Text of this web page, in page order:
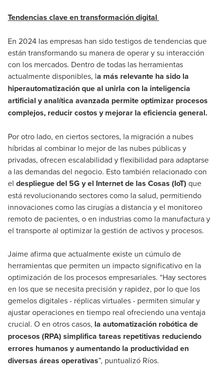
Tendencias clave en transformación digital
En 2024 las empresas han sido testigos de tendencias que
están transformando su manera de operar y su interacción
con los mercados. Dentro de todas las herramientas
actualmente disponibles, la más relevante ha sido la
hiperautomatización que al unirla con la inteligencia
artificial y analítica avanzada permite optimizar procesos
complejos, reducir costos y mejorar la eficiencia general.
Por otro lado, en ciertos sectores, la migración a nubes
híbridas al combinar lo mejor de las nubes públicas y
privadas, ofrecen escalabilidad y flexibilidad para adaptarse
a las demandas del negocio. Esto también relacionado con
el despliegue del 5G y el Internet de las Cosas (IoT) que
está revolucionando sectores como la salud, permitiendo
innovaciones como las cirugías a distancia y el monitoreo
remoto de pacientes, o en industrias como la manufactura y
el transporte al optimizar la gestión de activos y procesos.
Jaime afirma que actualmente existe un cúmulo de
herramientas que permiten un impacto significativo en la
optimización de los procesos empresariales. “Hay sectores
en los que se necesita precisión y rapidez, por lo que los
gemelos digitales - réplicas virtuales - permiten simular y
ajustar operaciones en tiempo real ofreciendo una ventaja
crucial. O en otros casos, la automatización robótica de
procesos (RPA) simplifica tareas repetitivas reduciendo
errores humanos y aumentando la productividad en
diversas áreas operativas”, puntualizó Ríos.